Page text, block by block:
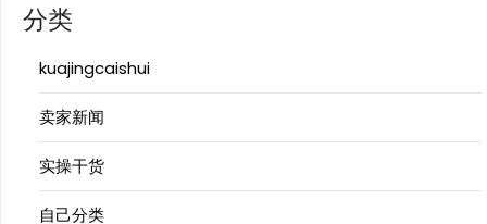
分类
kuajingcaishui
卖家新闻
实操干货
自己分类